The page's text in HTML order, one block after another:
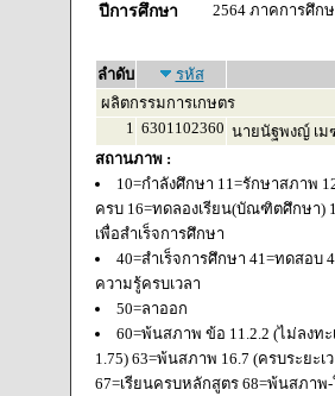
ปีการศึกษา
2564 ภาคการศึก
ลำดับ
รหัส
ผลิตกรรมการเกษตร
1 6301102360 นายนัฐพงญ์ เ
สถานภาพ :
10=กำลังศึกษา 11=รักษาสภาพ
ครบ 16=ทดลองเรียน(บัณฑิตศึกษา)
เพื่อสำเร็จการศึกษา
40=สำเร็จการศึกษา 41=ทดสอบ
ความรู้ครบเวลา
50=ลาออก
60=พ้นสภาพ ข้อ 11.2.2 (ไม่ลงท
1.75) 63=พ้นสภาพ 16.7 (ครบระยะ
67=เรียนครบหลักสูตร 68=พ้นสภา